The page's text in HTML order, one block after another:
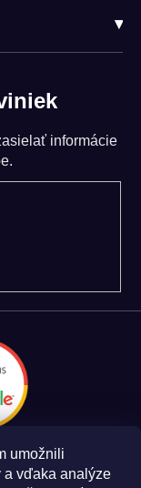
umožnili
a vďaka analýze
▾
informácie